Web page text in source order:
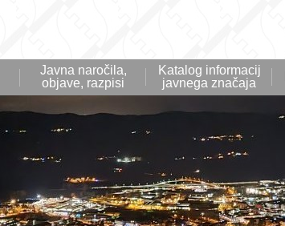
Javna naročila,
objave, razpisi
Katalog informacij
javnega značaja